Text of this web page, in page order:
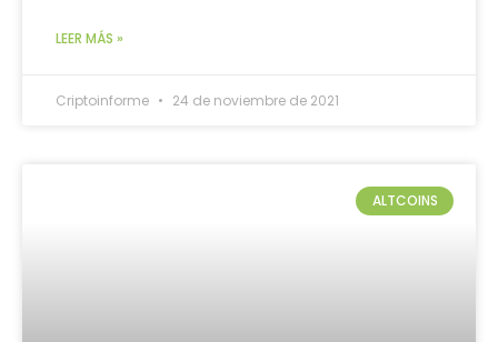
LEER MÁS »
Criptoinforme 24 de noviembre de 2021
ALTCOINS